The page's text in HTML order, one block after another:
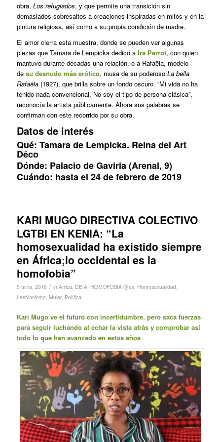
obra, Los refugiados, y que permite una transición sin
demasiados sobresaltos a creaciones inspiradas en mitos y en la
pintura religiosa, así como a su propia condición de madre.
El amor cierra esta muestra, donde se pueden ver algunas
piezas que Tamara de Lempicka dedicó a Ira Perrot, con quien
mantuvo durante décadas una relación, o a Rafaëla, modelo
de su desnudo más erótico, musa de su poderosoLa bella
Rafaëla(1927), que brilla sobre un fondo oscuro. “Mi vida no ha
tenido nada convencional. No soy el tipo de persona clásica”,
reconocía la artista públicamente. Ahora sus palabras se
confirman con este recorrido por su obra.
Datos de interés
Qué: Tamara de Lempicka. Reina del Art
Déco
Dónde: Palacio de Gaviria (Arenal, 9)
Cuándo: hasta el 24 de febrero de 2019
KARI MUGO DIRECTIVA COLECTIVO
LGTBI EN KENIA: “La
homosexualidad ha existido siempre
en África;lo occidental es la
homofobia”
5 urria, 2018 / in Africa, DEIA, HOMOFOBIA @es, Homosexualidad,
Lesbianismo, Mujer, Política
Kari Mugo ve el futuro con incertidumbre, pero saca fuerzas
para seguir luchando al echar la vista atrás y comprobar así
todo lo que han avanzado en estos años